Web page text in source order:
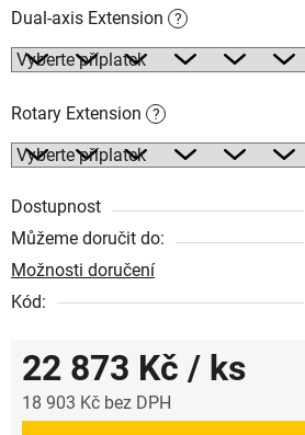
Dual-axis Extension ?
Rotary Extension ?
Dostupnost
Můžeme doručit do:
Možnosti doručení
Kód:
22 873 Kč / ks
18 903 Kč bez DPH